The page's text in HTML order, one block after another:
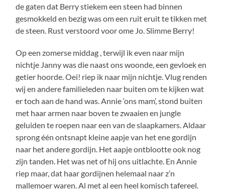
de gaten dat Berry stiekem een steen had binnen
gesmokkeld en bezig was om een ruit eruit te tikken met
de steen. Rust verstoord voor ome Jo. Slimme Berry!
Op een zomerse middag , terwijl ik even naar mijn
nichtje Janny was die naast ons woonde, een gevloek en
getier hoorde. Oei! riep ik naar mijn nichtje. Vlug renden
wij en andere familieleden naar buiten om te kijken wat
er toch aan de hand was. Annie ‘ons mam’, stond buiten
met haar armen naar boven te zwaaien en jungle
geluiden te roepen naar een van de slaapkamers. Aldaar
sprong één ontsnapt kleine aapje van het ene gordijn
naar het andere gordijn. Het aapje ontblootte ook nog
zijn tanden. Het was net of hij ons uitlachte. En Annie
riep maar, dat haar gordijnen helemaal naar z’n
mallemoer waren. Al met al een heel komisch tafereel.